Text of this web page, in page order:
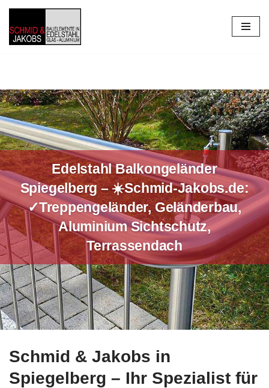
Zum
Inhalt
Edelstahl Balkongeländer
Spiegelberg – ☀️Schmid-Jakobs.de:
✓Treppengeländer, Geländerbau,
Aluminium Sichtschutz,
Terrassendach
Bei ☀️Schmid-Jakobs.de für Spiegelberg: Edelstahl
Schmid & Jakobs in
Spiegelberg – Ihr Spezialist für